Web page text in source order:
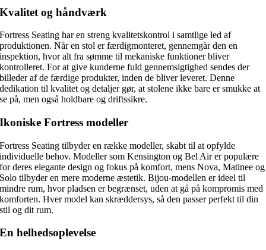
Kvalitet og håndværk
Fortress Seating har en streng kvalitetskontrol i samtlige led af
produktionen. Når en stol er færdigmonteret, gennemgår den en
inspektion, hvor alt fra sømme til mekaniske funktioner bliver
kontrolleret. For at give kunderne fuld gennemsigtighed sendes der
billeder af de færdige produkter, inden de bliver leveret. Denne
dedikation til kvalitet og detaljer gør, at stolene ikke bare er smukke at
se på, men også holdbare og driftssikre.
Ikoniske Fortress modeller
Fortress Seating tilbyder en række modeller, skabt til at opfylde
individuelle behov. Modeller som Kensington og Bel Air er populære
for deres elegante design og fokus på komfort, mens Nova, Matinee og
Solo tilbyder en mere moderne æstetik. Bijou-modellen er ideel til
mindre rum, hvor pladsen er begrænset, uden at gå på kompromis med
komforten. Hver model kan skræddersys, så den passer perfekt til din
stil og dit rum.
En helhedsoplevelse